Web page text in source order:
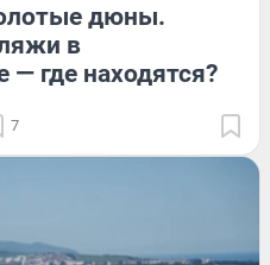
дюны.
в
— где находятся?
7